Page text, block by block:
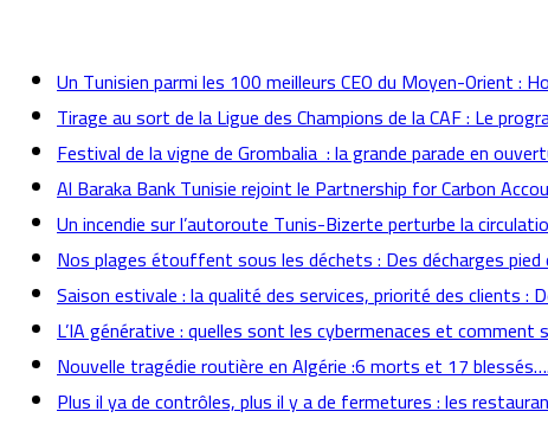
Un Tunisien parmi les 100 meilleurs CEO du Moyen-Orient :
Tirage au sort de la Ligue des Champions de la CAF : Le
Festival de la vigne de Grombalia : la grande parade en
Al Baraka Bank Tunisie rejoint le Partnership for Carbon
Un incendie sur l’autoroute Tunis-Bizerte perturbe la
Nos plages étouffent sous les déchets : Des décharges pied
Saison estivale : la qualité des services, priorité des clients :
L’IA générative : quelles sont les cybermenaces et comment
Nouvelle tragédie routière en Algérie :6 morts et 17
Plus il ya de contrôles, plus il y a de fermetures : les